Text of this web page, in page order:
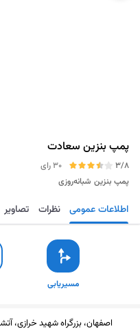
پمپ بنزین سعادت
3/8
30 رای
پمپ بنزین شبانه‌روزی
مسیریابی ذخیره اطلاعات عمومی نظرات تصاویر
مسیریابی
اصفهان، بزرگراه شهید خرازی،